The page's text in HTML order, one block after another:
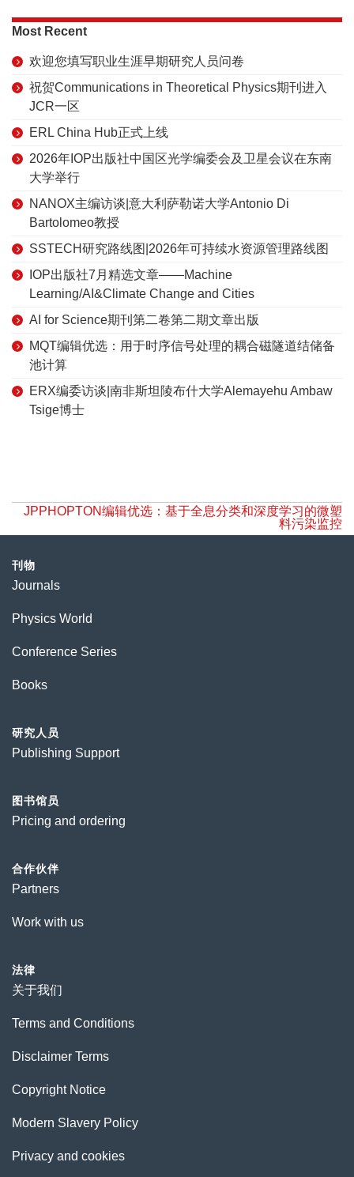
Most Recent
欢迎您填写职业生涯早期研究人员问卷
祝贺Communications in Theoretical Physics期刊进入
JCR一区
ERL China Hub正式上线
2026年IOP出版社中国区光学编委会及卫星会议在东南
大学举行
NANOX主编访谈|意大利萨勒诺大学Antonio Di
Bartolomeo教授
SSTECH研究路线图|2026年可持续水资源管理路线图
IOP出版社7月精选文章——Machine
Learning/AI&Climate Change and Cities
AI for Science期刊第二卷第二期文章出版
MQT编辑优选：用于时序信号处理的耦合磁隧道结储备
池计算
ERX编委访谈|南非斯坦陵布什大学Alemayehu Ambaw
Tsige博士
JPPHOPTON编辑优选：基于全息分类和深度学习的微塑
料污染监控
刊物
Journals
Physics World
Conference Series
Books
研究人员
Publishing Support
图书馆员
Pricing and ordering
合作伙伴
Partners
Work with us
法律
关于我们
Terms and Conditions
Disclaimer Terms
Copyright Notice
Modern Slavery Policy
Privacy and cookies